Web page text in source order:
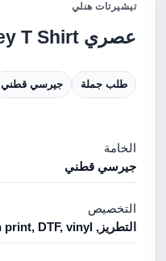
تيشيرتات هنلي
عصري Henley T Shirt الإمارات
طلب جملة جيرسي قطني
الخامة
جيرسي قطني
التخصيص
التطريز, screen print, DTF, vinyl و patches